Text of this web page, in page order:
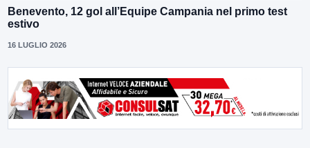
Benevento, 12 gol all’Equipe Campania nel primo test
estivo
16 LUGLIO 2026